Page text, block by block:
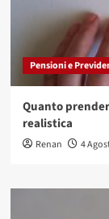
Pensioni e
Quanto
realistica
Renan 4